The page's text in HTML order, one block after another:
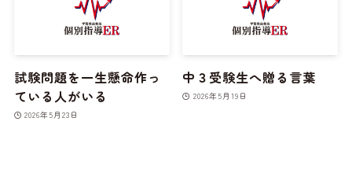
試験問題を一生懸命作っ
ている人がいる
2026年5月23日
中３受験生へ贈る言葉
2026年5月19日